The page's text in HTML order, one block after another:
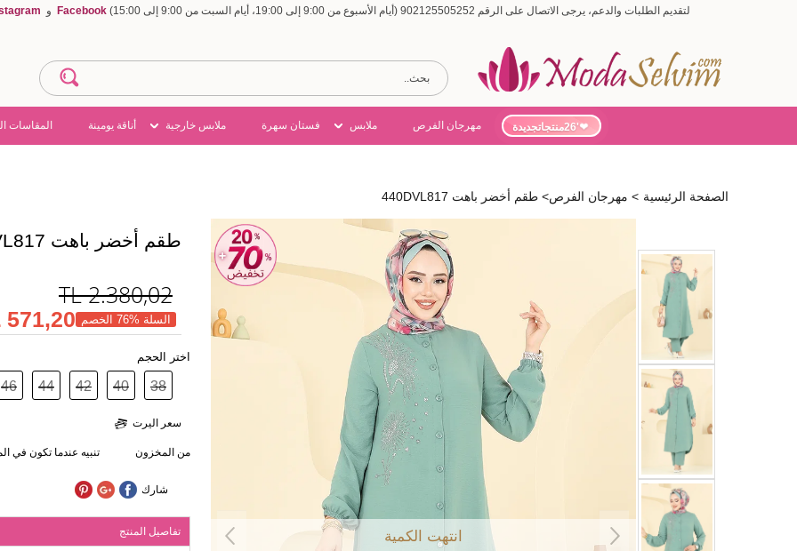
لتقديم الطلبات والدعم، يرجى الاتصال على الرقم 902125505252 (أيام الأسبوع من 9:00 إلى 19:00، أيام السبت من 9:00 إلى 15:00) Facebook و
'26منتجاتجديدة مهرجان الفرص ملابس فستان سهرة ملابس خارجية أناقة يومينة المقاسات
الصفحة الرئيسية > مهرجان الفرص> طقم أخضر باهت 440DVL817
انتهت الكمية
طقم أخضر باهت 440DVL817
2.380,02
TL
السلة %76 الخصم 571,20 TL
اختر الحجم
38
40
42
44
46
سعر اليرت
من المخزون تنبيه عندما تكون في
شارك
تفاصيل المنتج